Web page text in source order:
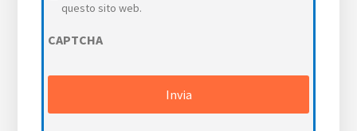
questo sito web.
CAPTCHA